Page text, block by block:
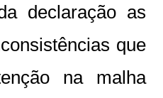
declaração as
que
na malha